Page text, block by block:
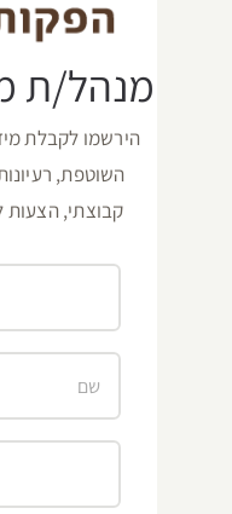
מנהל/ת
הירשמו לקבלת
השוטפת,
קבוצתי, הצעות